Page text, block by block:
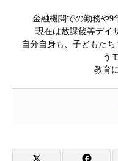
金融機関での勤務や9
現在は放課後等デイ
自分自身も、子どもた
う
教育